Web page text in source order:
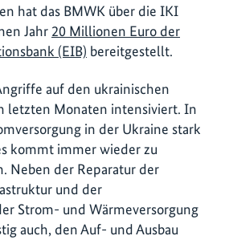
hat das BMWK über die IKI
Jahr 20 Millionen Euro der
(EIB) bereitgestellt.
auf den ukrainischen
letzten Monaten intensiviert. In
in der Ukraine stark
kommt immer wieder zu
Neben der Reparatur der
und der
Strom- und Wärmeversorgung
auch, den Auf- und Ausbau